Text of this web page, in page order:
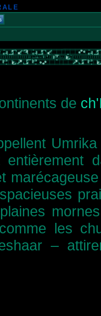
de
entièrement
les
–